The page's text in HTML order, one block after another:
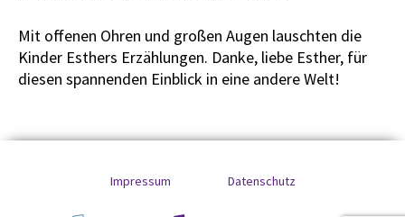
Mit offenen Ohren und großen Augen lauschten die
Kinder Esthers Erzählungen. Danke, liebe Esther, für
diesen spannenden Einblick in eine andere Welt!
Impressum Datenschutz